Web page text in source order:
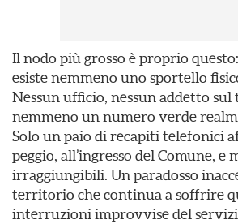
Il nodo più grosso è proprio
esiste nemmeno uno sportello
Nessun ufficio, nessun addetto
nemmeno un numero verde
Solo un paio di recapiti telefonici
peggio, all’ingresso del Comune, e
irraggiungibili. Un paradosso
territorio che continua a soffrire
interruzioni improvvise del